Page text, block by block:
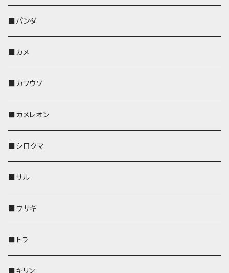
靴下・ミニタオル
財布
その他
ペンホルダー
財布
靴下・ミニタオル
その他
レザートレイ
ペンホルダー
財布
靴下・ミニタオル
その他
レザートレイ
ペンホルダー
ペットボトルホルダー
スマホケース
財布
靴下・ミニタオル
その他
AppleWatchバンド
レザートレイ
ペンホルダー
靴下・ミニタオル
財布
その他
帆布・デニム
KONBU
ポーチ
AppleWatchバンド
ペンホルダー
レザートレイ
財布
靴下・ミニタオル
その他
ポーチ
ポシェット・バッグ
帆布・デニム
KONBU
コインケース
AppleWatchバンド
ペットボトルホルダー
ペンホルダー
靴下・ミニタオル
財布
その他
コインケース
レザートレイ
ペンホルダー
ペットボトルホルダー
AppleWatchバンド
財布
その他
レザートレイ
ペンホルダー
ペットボトルホルダー
キーケース
名刺入れ・カードケース
AppleWatchバンド
財布
メガネケース
レザートレイ
キーケース
ペンホルダー
IDカードケース
ペットボトルホルダー
その他
リール付きストラップ
リールのみ
パスケース
キーケース
コインケース
名刺入れ
AppleWatchバンド
メガネケース
財布
IDカードケース
パスケース
名刺入れ・カードケース
メガネケース
リール付きストラップ
リールのみ
ストラップ付
ペットボトルホルダー
キーケース
ペンホルダー
AppleWatchバンド
パスケース
キーケース
コインケース
メガネケース
名刺入れ
財布
Apple Watchバンド
その他
■パンダ
■カメ
■カワウソ
■カメレオン
■シロクマ
■サル
■ウサギ
■トラ
■キリン